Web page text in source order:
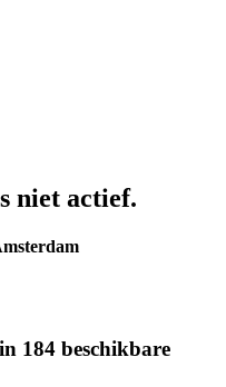
niet actief.
184 beschikbare